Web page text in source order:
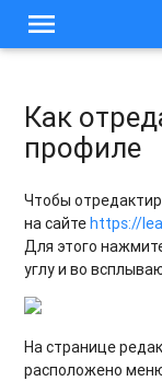
menu
Как
профиле
Чтобы
на сайтеhttps://
Для этого
углу и во
На странице
расположено